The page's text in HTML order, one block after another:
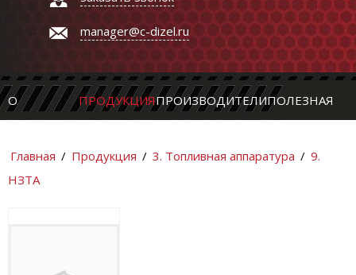
manager@c-dizel.ru
О ПРОДУКЦИЯПРОИЗВОДИТЕЛИПОЛЕЗНАЯ
Главная / Продукция / 3. Топливная аппаратура / 9.
НЗТА